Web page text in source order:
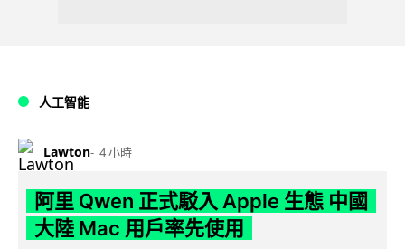
人工智能
Lawton 4 小時
阿里 Qwen 正式駁入 Apple 生態 中國
大陸 Mac 用戶率先使用